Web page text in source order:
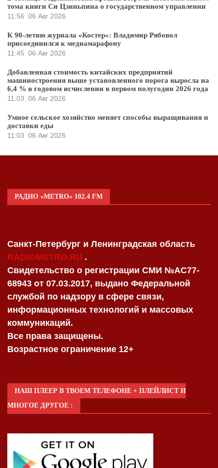
тома книги Си Цзиньпина о государственном управлении
11:56 06 Авг 2026
К 90-летию журнала «Костер»: Владимир Рябовол
присоединился к медиамарафону
11:45 06 Авг 2026
Добавленная стоимость китайских предприятий
машиностроения выше установленного порога выросла на
6,4 % в годовом исчислении в первом полугодии 2026 года
11:03 06 Авг 2026
Умное сельское хозяйство меняет способы выращивания и
доставки еды
11:03 06 Авг 2026
РАДИО «METRO» 102.4 FM
Санкт-Петербург и Ленинградская область
RADIOMETRO.RU .
Свидетельство о регистрации СМИ №AC77-
68943 от 07.03.2017, выдано Федеральной
службой по надзору в сфере связи,
информационных технологий и массовых
коммуникаций.
Все права защищены.
Возрастное ограничение 12+
НАШ ПЛЕЕР В ТВОЕМ ТЕЛЕФОНЕ + ПЛЕЙЛИСТ И
МНОГОЕ ДРУГОЕ :